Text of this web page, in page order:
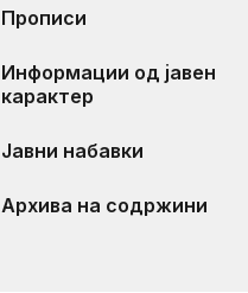
Прописи
Информации од јавен
карактер
Јавни набавки
Архива на содржини